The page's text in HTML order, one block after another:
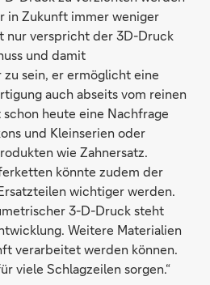
in Zukunft immer weniger
nur verspricht der 3D-Druck
und damit
sein, er ermöglicht eine
auch abseits vom reinen
heute eine Nachfrage
und Kleinserien oder
wie Zahnersatz.
könnte zudem der
wichtiger werden.
3-D-Druck steht
Weitere Materialien
verarbeitet werden können.
viele Schlagzeilen sorgen.“